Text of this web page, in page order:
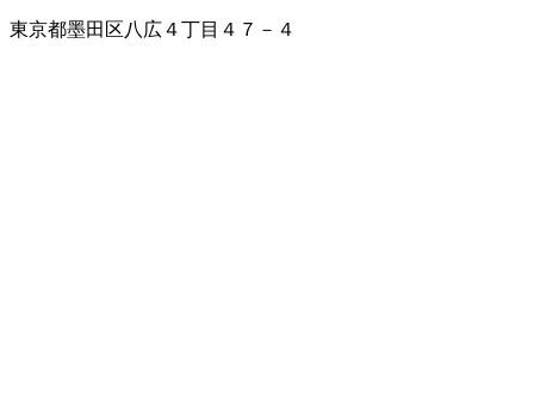
東京都墨田区八広４丁目４７－４